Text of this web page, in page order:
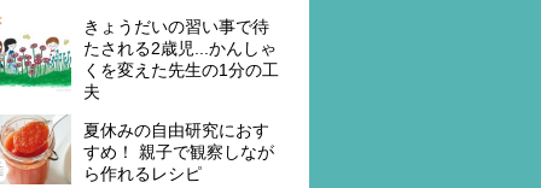
きょうだいの習い事で待
たされる2歳児...かんしゃ
くを変えた先生の1分の工
夫
夏休みの自由研究におす
すめ！ 親子で観察しなが
ら作れるレシピ